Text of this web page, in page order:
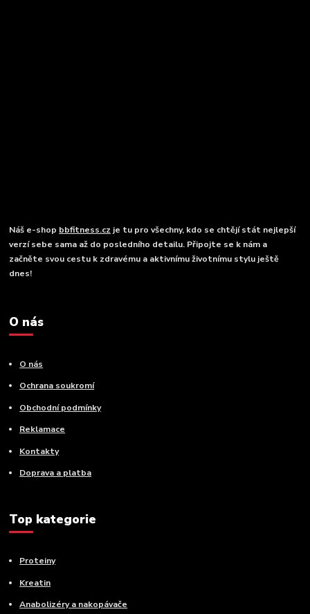
Náš e-shop bbfitness.cz je tu pro všechny, kdo se chtějí stát nejlepší
verzí sebe sama až do posledního detailu. Připojte se k nám a
začněte svou cestu k zdravému a aktivnímu životnímu stylu ještě
dnes!
O nás
O nás
Ochrana soukromí
Obchodní podmínky
Reklamace
Kontakty
Doprava a platba
Top kategorie
Proteiny
Kreatin
Anabolizéry a nakopávače